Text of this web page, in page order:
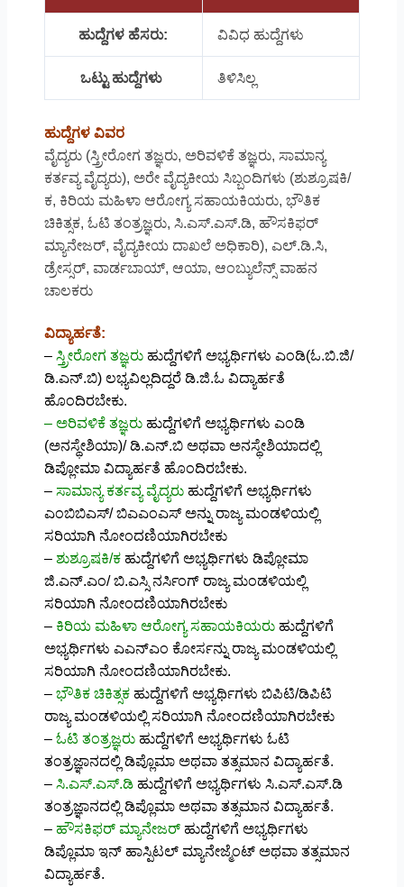
ಹುದ್ದೆಗಳ ಹೆಸರು: ವಿವಿಧ ಹುದ್ದೆಗಳು
ಒಟ್ಟು ಹುದ್ದೆಗಳು ತಿಳಿಸಿಲ್ಲ
ಹುದ್ದೆಗಳ ವಿವರ
ವೈದ್ಯರು (ಸ್ತ್ರೀರೋಗ ತಜ್ಞರು, ಅರಿವಳಿಕೆ ತಜ್ಞರು, ಸಾಮಾನ್ಯ
ಕರ್ತವ್ಯ ವೈದ್ಯರು), ಅರೇ ವೈದ್ಯಕೀಯ ಸಿಬ್ಬಂದಿಗಳು (ಶುಶ್ರೂಷಕಿ/
ಕ, ಕಿರಿಯ ಮಹಿಳಾ ಆರೋಗ್ಯ ಸಹಾಯಕಿಯರು, ಭೌತಿಕ
ಚಿಕಿತ್ಸಕ, ಓಟಿ ತಂತ್ರಜ್ಞರು, ಸಿ.ಎಸ್.ಎಸ್.ಡಿ, ಹೌಸಕಿಫರ್
ಮ್ಯಾನೇಜರ್, ವೈದ್ಯಕೀಯ ದಾಖಲೆ ಅಧಿಕಾರಿ), ಎಲ್.ಡಿ.ಸಿ,
ಡ್ರೇಸ್ಸರ್, ವಾರ್ಡಬಾಯ್, ಆಯಾ, ಆಂಬ್ಯುಲೆನ್ಸ್ ವಾಹನ
ಚಾಲಕರು
ವಿದ್ಯಾರ್ಹತೆ:
–ಸ್ತ್ರೀರೋಗ ತಜ್ಞರುಹುದ್ದೆಗಳಿಗೆ ಅಭ್ಯರ್ಥಿಗಳು ಎಂಡಿ(ಓ.ಬಿ.ಜಿ/
ಡಿ.ಎನ್.ಬಿ) ಲಭ್ಯವಿಲ್ಲದಿದ್ದರೆ ಡಿ.ಜಿ.ಓ ವಿದ್ಯಾರ್ಹತೆ
ಹೊಂದಿರಬೇಕು.
– ಅರಿವಳಿಕೆ ತಜ್ಞರುಹುದ್ದೆಗಳಿಗೆ ಅಭ್ಯರ್ಥಿಗಳು ಎಂಡಿ
(ಅನಸ್ಥೇಶಿಯಾ)/ ಡಿ.ಎನ್.ಬಿ ಅಥವಾ ಅನಸ್ಥೇಶಿಯಾದಲ್ಲಿ
ಡಿಪ್ಲೋಮಾ ವಿದ್ಯಾರ್ಹತೆ ಹೊಂದಿರಬೇಕು.
– ಸಾಮಾನ್ಯ ಕರ್ತವ್ಯ ವೈದ್ಯರುಹುದ್ದೆಗಳಿಗೆ ಅಭ್ಯರ್ಥಿಗಳು
ಎಂಬಿಬಿಎಸ್/ ಬಿಎಎಂಎಸ್ ಅನ್ನು ರಾಜ್ಯ ಮಂಡಳಿಯಲ್ಲಿ
ಸರಿಯಾಗಿ ನೋಂದಣಿಯಾಗಿರಬೇಕು
– ಶುಶ್ರೂಷಕಿ/ಕಹುದ್ದೆಗಳಿಗೆ ಅಭ್ಯರ್ಥಿಗಳು ಡಿಪ್ಲೋಮಾ
ಜಿ.ಎನ್.ಎಂ/ ಬಿ.ಎಸ್ಸಿ ನರ್ಸಿಂಗ್ ರಾಜ್ಯ ಮಂಡಳಿಯಲ್ಲಿ
ಸರಿಯಾಗಿ ನೋಂದಣಿಯಾಗಿರಬೇಕು
– ಕಿರಿಯ ಮಹಿಳಾ ಆರೋಗ್ಯ ಸಹಾಯಕಿಯರುಹುದ್ದೆಗಳಿಗೆ
ಅಭ್ಯರ್ಥಿಗಳು ಎಎನ್ಎಂ ಕೋರ್ಸನ್ನು ರಾಜ್ಯ ಮಂಡಳಿಯಲ್ಲಿ
ಸರಿಯಾಗಿ ನೋಂದಣಿಯಾಗಿರಬೇಕು.
– ಭೌತಿಕ ಚಿಕಿತ್ಸಕಹುದ್ದೆಗಳಿಗೆ ಅಭ್ಯರ್ಥಿಗಳು ಬಿಪಿಟಿ/ಡಿಪಿಟಿ
ರಾಜ್ಯ ಮಂಡಳಿಯಲ್ಲಿ ಸರಿಯಾಗಿ ನೋಂದಣಿಯಾಗಿರಬೇಕು
– ಓಟಿ ತಂತ್ರಜ್ಞರುಹುದ್ದೆಗಳಿಗೆ ಅಭ್ಯರ್ಥಿಗಳು ಓಟಿ
ತಂತ್ರಜ್ಞಾನದಲ್ಲಿ ಡಿಪ್ಲೊಮಾ ಅಥವಾ ತತ್ಸಮಾನ ವಿದ್ಯಾರ್ಹತೆ.
– ಸಿ.ಎಸ್.ಎಸ್.ಡಿಹುದ್ದೆಗಳಿಗೆ ಅಭ್ಯರ್ಥಿಗಳು ಸಿ.ಎಸ್.ಎಸ್.ಡಿ
ತಂತ್ರಜ್ಞಾನದಲ್ಲಿ ಡಿಪ್ಲೊಮಾ ಅಥವಾ ತತ್ಸಮಾನ ವಿದ್ಯಾರ್ಹತೆ.
– ಹೌಸಕಿಫರ್ ಮ್ಯಾನೇಜರ್ಹುದ್ದೆಗಳಿಗೆ ಅಭ್ಯರ್ಥಿಗಳು
ಡಿಪ್ಲೊಮಾ ಇನ್ ಹಾಸ್ಪಿಟಲ್ ಮ್ಯಾನೇಜ್ಮೆಂಟ್ ಅಥವಾ ತತ್ಸಮಾನ
ವಿದ್ಯಾರ್ಹತೆ.